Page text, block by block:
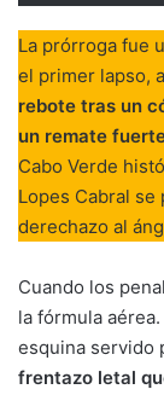
La prórroga fue
el primer lapso,
rebote tras un
un remate
Cabo Verde
Lopes Cabral
derechazo al
Cuando los
la fórmula
esquina servido
frentazo letal